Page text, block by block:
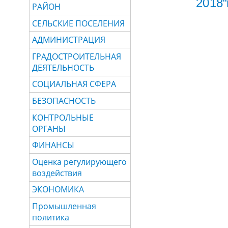
2018
РАЙОН
СЕЛЬСКИЕ ПОСЕЛЕНИЯ
АДМИНИСТРАЦИЯ
ГРАДОСТРОИТЕЛЬНАЯ
ДЕЯТЕЛЬНОСТЬ
СОЦИАЛЬНАЯ СФЕРА
БЕЗОПАСНОСТЬ
КОНТРОЛЬНЫЕ
ОРГАНЫ
ФИНАНСЫ
Оценка регулирующего
воздействия
ЭКОНОМИКА
Промышленная
политика